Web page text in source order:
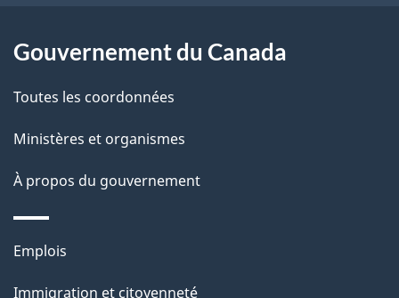
e
l
a
p
a
g
e
Gouvernement du Canada
Toutes les coordonnées
Ministères et organismes
À propos du gouvernement
Thèmes
Emplois
Immigration et citoyenneté